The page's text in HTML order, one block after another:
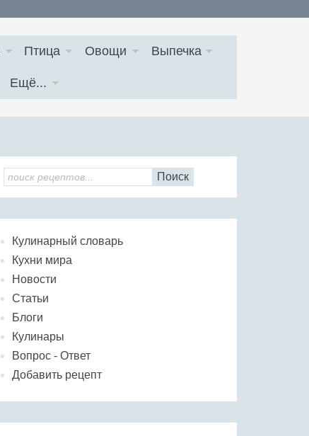
Птица Овощи Выпечка
Ещё...
Поиск
Кулинарный словарь
Кухни мира
Новости
Статьи
Блоги
Кулинары
Вопрос - Ответ
Добавить рецепт